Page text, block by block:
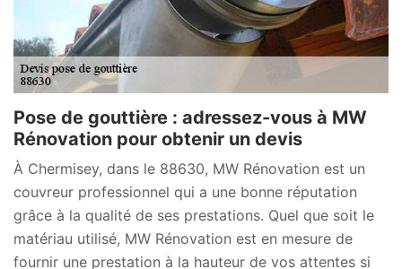
Pose de gouttière : adressez-vous à MW
Rénovation pour obtenir un devis
À Chermisey, dans le 88630, MW Rénovation est un
couvreur professionnel qui a une bonne réputation
grâce à la qualité de ses prestations. Quel que soit le
matériau utilisé, MW Rénovation est en mesure de
fournir une prestation à la hauteur de vos attentes si